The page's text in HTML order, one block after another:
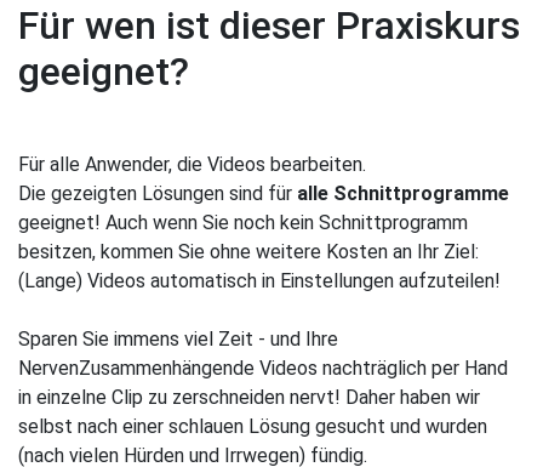
Für wen ist dieser Praxiskurs
geeignet?
Für alle Anwender, die Videos bearbeiten.
Die gezeigten Lösungen sind für alle Schnittprogramme
geeignet! Auch wenn Sie noch kein Schnittprogramm
besitzen, kommen Sie ohne weitere Kosten an Ihr Ziel:
(Lange) Videos automatisch in Einstellungen aufzuteilen!
Sparen Sie immens viel Zeit - und Ihre
NervenZusammenhängende Videos nachträglich per Hand
in einzelne Clip zu zerschneiden nervt! Daher haben wir
selbst nach einer schlauen Lösung gesucht und wurden
(nach vielen Hürden und Irrwegen) fündig.